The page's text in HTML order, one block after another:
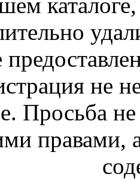
не
Просьба
правами,